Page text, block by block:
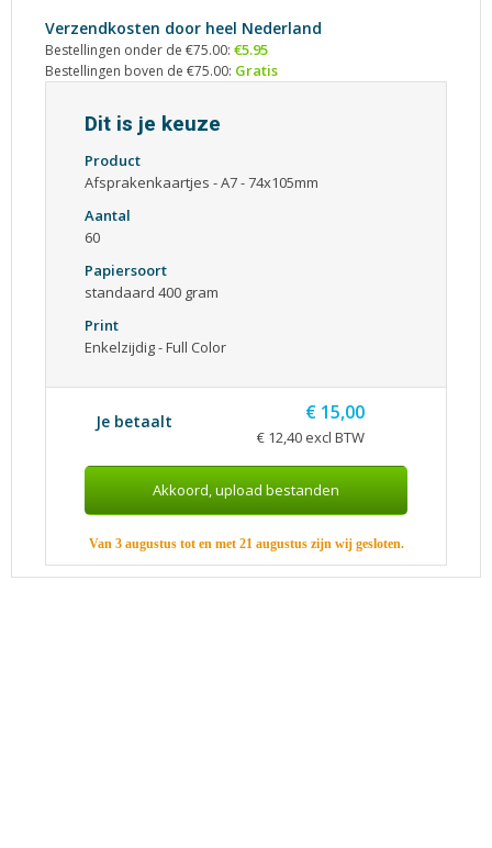
Verzendkosten door heel Nederland
Bestellingen onder de €75.00: €5.95
Bestellingen boven de €75.00: Gratis
Dit is je keuze
Product
Afsprakenkaartjes - A7 - 74x105mm
Aantal
60
Papiersoort
standaard 400 gram
Print
Enkelzijdig - Full Color
Je betaalt € 15,00
€ 12,40 excl BTW
Van 3 augustus tot en met 21 augustus zijn wij gesloten.